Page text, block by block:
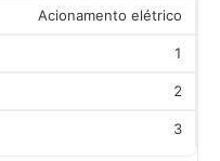
Acionamento elétrico
1
2
3